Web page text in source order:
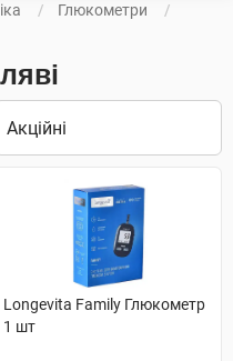
Глюкометри
Longevita Family Глюкометр
1 шт